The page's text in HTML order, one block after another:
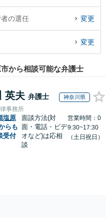
塩原市内の弁護士に相談予約した
す。
の選任 変更
変更
から相談可能な弁護士
英夫 弁護士 神奈川県
事務所
塩原
らも
受付
面談方法(対
面・電話・ビデ
オなど)は応相
談
営業時間：0
9:30~17:30
（土日祝日）